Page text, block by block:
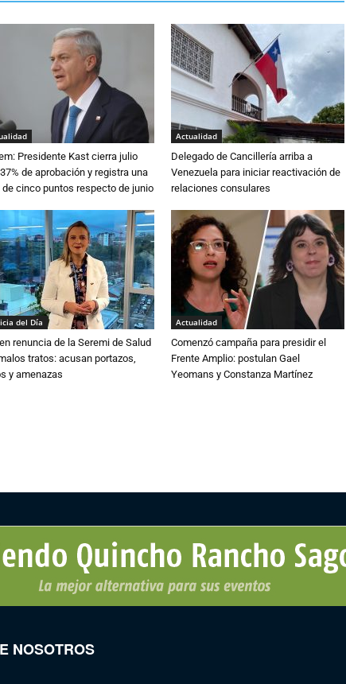
Presidente Kast cierra julio
de aprobación y registra una
de cinco puntos respecto de junio
Actualidad
Delegado de Cancillería arriba a
Venezuela para iniciar reactivación de
relaciones consulares
del Día
renuncia de la Seremi de Salud
tratos: acusan portazos,
y amenazas
Actualidad
Comenzó campaña para presidir el
Frente Amplio: postulan Gael
Yeomans y Constanza Martínez
NOSOTROS